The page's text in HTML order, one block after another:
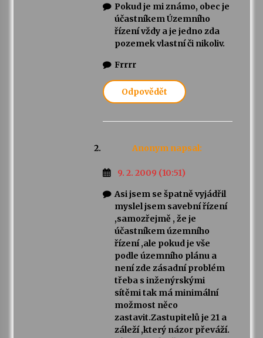
Pokud je mi známo, obec je
účastníkem Územního
řízení vždy a je jedno zda
pozemek vlastní či nikoliv.
Frrrr
Odpovědět
Anonym napsal:
9. 2. 2009 (10:51)
Asi jsem se špatně vyjádřil
myslel jsem savební řízení
,samozřejmě , že je
účastníkem územního
řízení ,ale pokud je vše
podle územního plánu a
není zde zásadní problém
třeba s inženýrskými
sítěmi tak má minimální
možmost něco
zastavit.Zastupitelů je 21 a
záleží ,který názor převáží.